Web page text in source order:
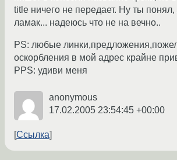
title ничего не передает. Ну ты
ламак... надеюсь что не на вечно..
PS: любые
оскорбления в мой адрес крайне
PPS: удиви меня
anonymous
17.02.2005 23:54:45 +00:00
Ссылка